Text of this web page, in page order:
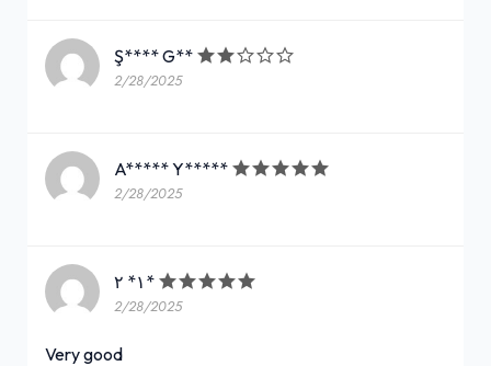
Ş**** G**
2/28/2025
A***** Y*****
2/28/2025
١* ٢*
2/28/2025
Very good